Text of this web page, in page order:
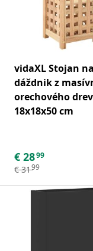
vidaXL Stojan na
dáždnik z
orechového
18x18x50 cm
€ 2899
€ 3199